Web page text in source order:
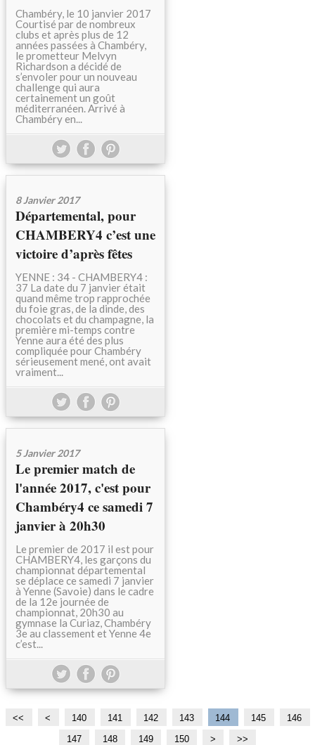
Chambéry, le 10 janvier 2017
Courtisé par de nombreux
clubs et après plus de 12
années passées à Chambéry,
le prometteur Melvyn
Richardson a décidé de
s’envoler pour un nouveau
challenge qui aura
certainement un goût
méditerranéen. Arrivé à
Chambéry en...
8 Janvier 2017
Départemental, pour
CHAMBERY4 c’est une
victoire d’après fêtes
YENNE : 34 - CHAMBERY4 :
37 La date du 7 janvier était
quand même trop rapprochée
du foie gras, de la dinde, des
chocolats et du champagne, la
première mi-temps contre
Yenne aura été des plus
compliquée pour Chambéry
sérieusement mené, ont avait
vraiment...
5 Janvier 2017
Le premier match de
l'année 2017, c'est pour
Chambéry4 ce samedi 7
janvier à 20h30
Le premier de 2017 il est pour
CHAMBERY4, les garçons du
championnat départemental
se déplace ce samedi 7 janvier
à Yenne (Savoie) dans le cadre
de la 12e journée de
championnat, 20h30 au
gymnase la Curiaz, Chambéry
3e au classement et Yenne 4e
c’est...
<< <
1
0
1
1
1
2
1
3
140 141 142 143 144 145
146
147
148 149 150
1
1
1
1
2
3
4
> >>